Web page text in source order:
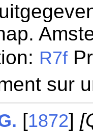
R7f
sur
[1872]